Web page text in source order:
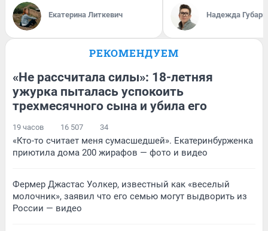
Екатерина Литкевич Надежда Губарь
РЕКОМЕНДУЕМ
«Не рассчитала силы»: 18-летняя
ужурка пыталась успокоить
трехмесячного сына и убила его
19 часов 16 507 34
«Кто-то считает меня сумасшедшей». Екатеринбурженка
приютила дома 200 жирафов — фото и видео
Фермер Джастас Уолкер, известный как «веселый
молочник», заявил что его семью могут выдворить из
России — видео